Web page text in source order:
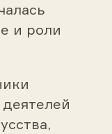
и роли